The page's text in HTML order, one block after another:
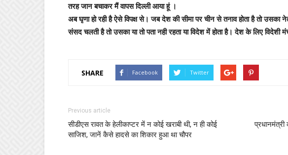
तरह जान बचाकर मैं वापस दिल्ली आया हूं ।
अब घृणा हो रही है ऐसे विपक्ष से। जब देश की सीमा पर चीन से तनाव होता है तो उसका
संसद चलती है तो उसका या तो पता नही रहता या विदेश में होता है। देश के लिए
SHARE Facebook Twitter
Previous article
सीडीएस रावत के हेलीकाप्टर में न कोई खराबी थी, न ही कोई
साजिश, जानें कैसे हादसे का शिकार हुआ था चौपर
प्रधानमंत्री